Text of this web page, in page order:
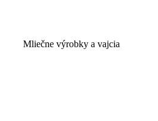
Mliečne výrobky a vajcia